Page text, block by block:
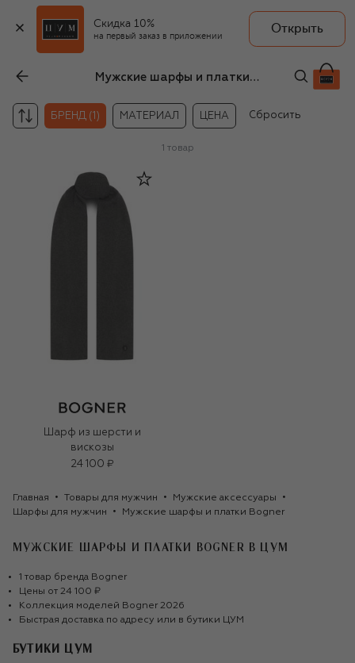
Скидка 10%
на первый заказ в приложении
Открыть
Мужские шарфы и платки Bogner
БРЕНД (1) МАТЕРИАЛ ЦЕНА Сбросить
1 товар
Шарф из шерсти и
вискозы
24 100 ₽
Главная Товары для мужчин
Мужские аксессуары
Шарфы для мужчин
Мужские шарфы и платки Bogner
МУЖСКИЕ ШАРФЫ И ПЛАТКИ BOGNER В ЦУМ
1 товар бренда Bogner
Цены от 24 100 ₽
Коллекция моделей Bogner 2026
Быстрая доставка по адресу или в бутики ЦУМ
БУТИКИ ЦУМ